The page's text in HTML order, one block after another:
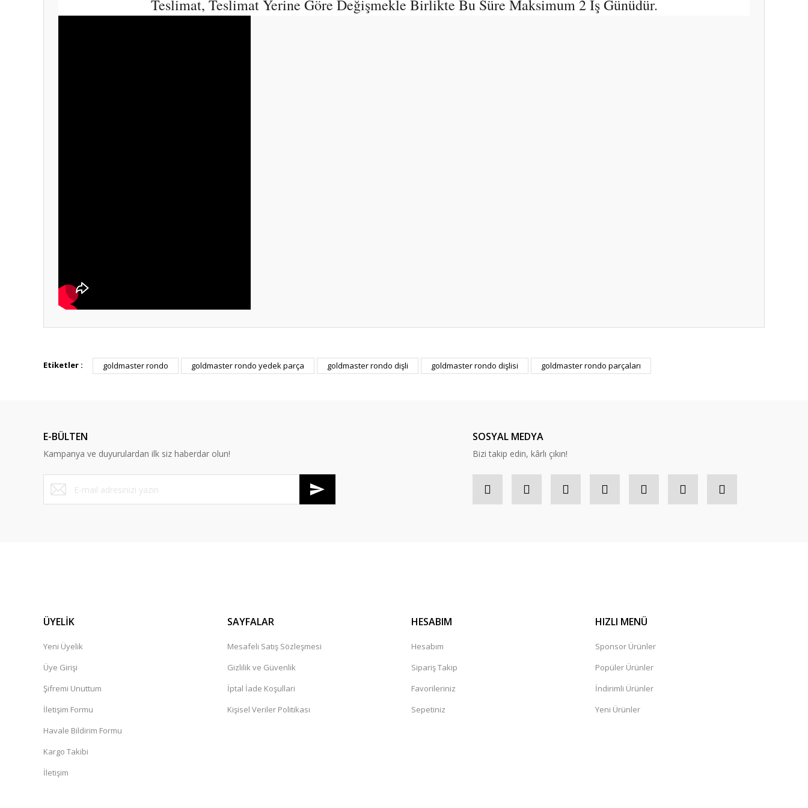
Teslimat, Teslimat Yerine Göre Değişmekle Birlikte Bu Süre Maksimum 2 İş Günüdür.
Bu ürüne ilk yorumu siz yapın!
Görüş ve önerileriniz için teşekkür ederiz.
Ürün fiyatı diğer sitelerden daha pahalı.
Bu ürüne benzer farklı alternatifler olmalı.
Etiketler : goldmaster rondo goldmaster rondo yedek parça goldmaster rondo dişli goldmaster rondo dişlisi goldmaster rondo parçaları
E-BÜLTEN
Kampanya ve duyurulardan ilk siz haberdar olun!
SOSYAL MEDYA
Bizi takip edin, kârlı çıkın!
ÜYELİK
Yeni Üyelik
Üye Girişi
Şifremi Unuttum
İletişim Formu
Havale Bildirim Formu
Kargo Takibi
İletişim
SAYFALAR
Mesafeli Satış Sözleşmesi
Gizlilik ve Güvenlik
İptal İade Koşullari
Kişisel Veriler Politikası
HESABIM
Hesabım
Sipariş Takip
Favorileriniz
Sepetiniz
HIZLI MENÜ
Sponsor Ürünler
Popüler Ürünler
İndirimli Ürünler
Yeni Ürünler